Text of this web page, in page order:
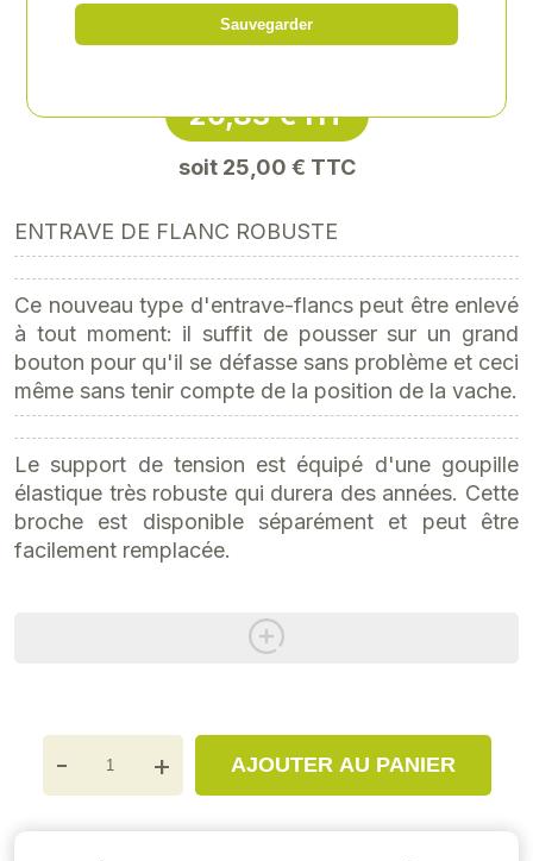
20,83 € HT
soit 25,00 € TTC
ENTRAVE DE FLANC ROBUSTE
Ce nouveau type d'entrave-flancs peut être enlevé
à tout moment: il suffit de pousser sur un grand
bouton pour qu'il se défasse sans problème et ceci
même sans tenir compte de la position de la vache.
Le support de tension est équipé d'une goupille
élastique très robuste qui durera des années. Cette
broche est disponible séparément et peut être
facilement remplacée.
- + AJOUTER AU PANIER
Sauvegarder